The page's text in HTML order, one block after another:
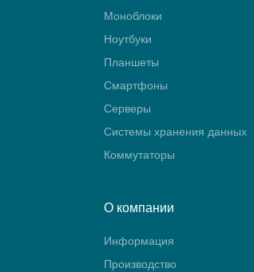
Моноблоки
Ноутбуки
Планшеты
Смартфоны
Серверы
Системы хранения данных
Коммутаторы
О компании
Информация
Производство